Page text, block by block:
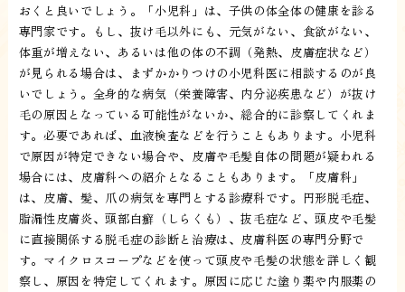
おくと良いでしょう。「小児科」は、子供の体全体の健康を診る
専門家です。もし、抜け毛以外にも、元気がない、食欲がない、
体重が増えない、あるいは他の体の不調（発熱、皮膚症状など）
が見られる場合は、まずかかりつけの小児科医に相談するのが良
いでしょう。全身的な病気（栄養障害、内分泌疾患など）が抜け
毛の原因となっている可能性がないか、総合的に診察してくれま
す。必要であれば、血液検査などを行うこともあります。小児科
で原因が特定できない場合や、皮膚や毛髪自体の問題が疑われる
場合には、皮膚科への紹介となることもあります。「皮膚科」
は、皮膚、髪、爪の病気を専門とする診療科です。円形脱毛症、
脂漏性皮膚炎、頭部白癬（しらくも）、抜毛症など、頭皮や毛髪
に直接関係する脱毛症の診断と治療は、皮膚科医の専門分野で
す。マイクロスコープなどを使って頭皮や毛髪の状態を詳しく観
察し、原因を特定してくれます。原因に応じた塗り薬や内服薬の